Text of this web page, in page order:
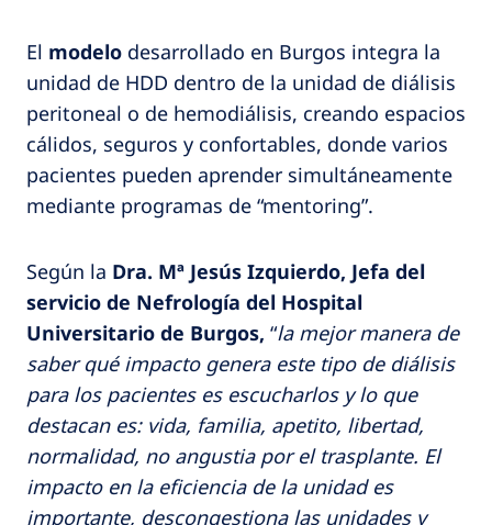
El modelo desarrollado en Burgos integra la
unidad de HDD dentro de la unidad de diálisis
peritoneal o de hemodiálisis, creando espacios
cálidos, seguros y confortables, donde varios
pacientes pueden aprender simultáneamente
mediante programas de “mentoring”.
Según la Dra. Mª Jesús Izquierdo, Jefa del
servicio de Nefrología del Hospital
Universitario de Burgos, “la mejor manera de
saber qué impacto genera este tipo de diálisis
para los pacientes es escucharlos y lo que
destacan es: vida, familia, apetito, libertad,
normalidad, no angustia por el trasplante. El
impacto en la eficiencia de la unidad es
importante, descongestiona las unidades y